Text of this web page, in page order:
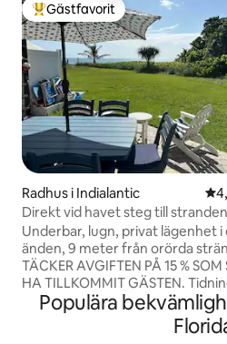
Populär gästfavorit
Gästfavorit
Radhus i Indialantic
Direkt vid havet steg till
ändlägenhet!
Underbar, lugn, privat lägenhet i
änden, 9 meter från orörda
TÄCKER AVGIFTEN PÅ 15 % SOM
HA TILLKOMMIT GÄSTEN.
Coastal Living har precis rankat
en av de tio bästa stränderna i
Radhus vid havet,
Populära